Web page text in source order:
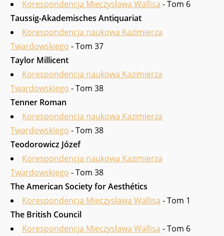
Korespondencja Mieczysława Wallisa - Tom 6
Taussig-Akademisches Antiquariat
Korespondencja naukowa Kazimierza
Twardowskiego - Tom 37
Taylor Millicent
Korespondencja naukowa Kazimierza
Twardowskiego - Tom 38
Tenner Roman
Korespondencja naukowa Kazimierza
Twardowskiego - Tom 38
Teodorowicz Józef
Korespondencja naukowa Kazimierza
Twardowskiego - Tom 38
The American Society for Aesthétics
Korespondencja Mieczysława Wallisa - Tom 1
The British Council
Korespondencja Mieczysława Wallisa - Tom 6